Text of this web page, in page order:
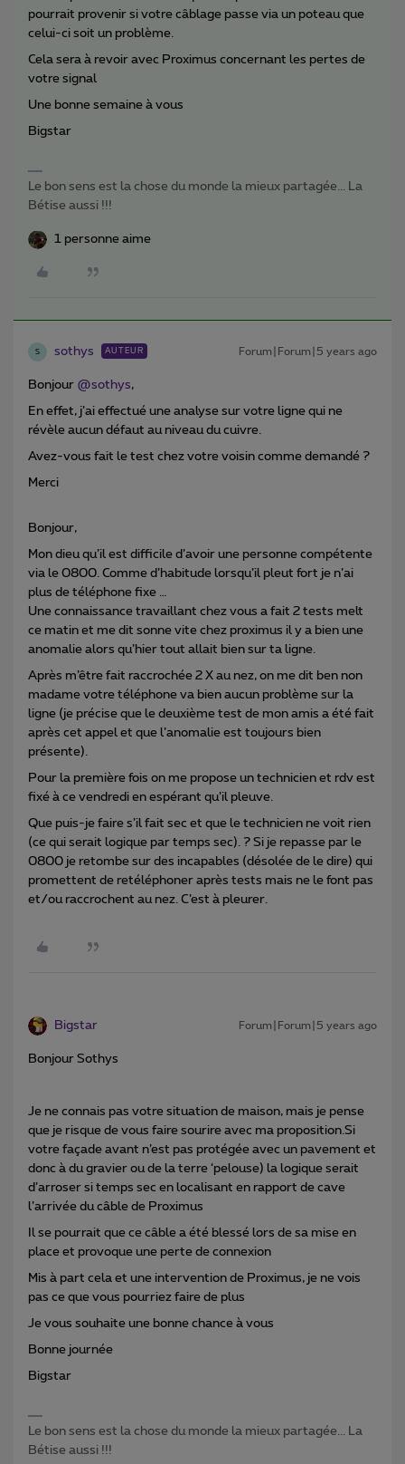
pourrait provenir si votre câblage passe via un poteau que
celui-ci soit un problème.
Cela sera à revoir avec Proximus concernant les pertes de
votre signal
Une bonne semaine à vous
Bigstar
Le bon sens est la chose du monde la mieux partagée... La
Bétise aussi !!!
1 personne aime
S sothys AUTEUR Forum|Forum|5 years ago
Bonjour @sothys,
En effet, j’ai effectué une analyse sur votre ligne qui ne
révèle aucun défaut au niveau du cuivre.
Avez-vous fait le test chez votre voisin comme demandé ?
Merci
Bonjour,
Mon dieu qu’il est difficile d’avoir une personne compétente
via le 0800. Comme d’habitude lorsqu’il pleut fort je n’ai
plus de téléphone fixe …
Une connaissance travaillant chez vous a fait 2 tests melt
ce matin et me dit sonne vite chez proximus il y a bien une
anomalie alors qu’hier tout allait bien sur ta ligne.
Après m’être fait raccrochée 2 X au nez, on me dit ben non
madame votre téléphone va bien aucun problème sur la
ligne (je précise que le deuxième test de mon amis a été fait
après cet appel et que l’anomalie est toujours bien
présente).
Pour la première fois on me propose un technicien et rdv est
fixé à ce vendredi en espérant qu’il pleuve.
Que puis-je faire s’il fait sec et que le technicien ne voit rien
(ce qui serait logique par temps sec). ? Si je repasse par le
0800 je retombe sur des incapables (désolée de le dire) qui
promettent de retéléphoner après tests mais ne le font pas
et/ou raccrochent au nez. C’est à pleurer.
Bigstar Forum|Forum|5 years ago
Bonjour Sothys
Je ne connais pas votre situation de maison, mais je pense
que je risque de vous faire sourire avec ma proposition.Si
votre façade avant n’est pas protégée avec un pavement et
donc à du gravier ou de la terre ‘pelouse) la logique serait
d’arroser si temps sec en localisant en rapport de cave
l’arrivée du câble de Proximus
Il se pourrait que ce câble a été blessé lors de sa mise en
place et provoque une perte de connexion
Mis à part cela et une intervention de Proximus, je ne vois
pas ce que vous pourriez faire de plus
Je vous souhaite une bonne chance à vous
Bonne journée
Bigstar
Le bon sens est la chose du monde la mieux partagée... La
Bétise aussi !!!